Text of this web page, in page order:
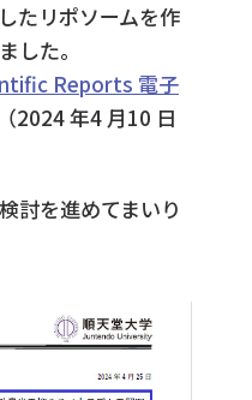
たリポソームを作
した。
Reports 電子
2024 年4 月10 日
討を進めてまいり